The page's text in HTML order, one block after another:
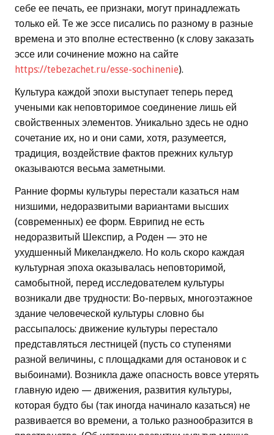
себе ее печать, ее признаки, могут принадлежать
только ей. Те же эссе писались по разному в разные
времена и это вполне естественно (к слову заказать
эссе или сочинение можно на сайте
https://tebezachet.ru/esse-sochinenie).
Культура каждой эпохи выступает теперь перед
учеными как неповторимое соединение лишь ей
свойственных элементов. Уникально здесь не одно
сочетание их, но и они сами, хотя, разумеется,
традиция, воздействие фактов прежних культур
оказываются весьма заметными.
Ранние формы культуры перестали казаться нам
низшими, недоразвитыми вариантами высших
(современных) ее форм. Еврипид не есть
недоразвитый Шекспир, а Роден — это не
ухудшенный Микеланджело. Но коль скоро каждая
культурная эпоха оказывалась неповторимой,
самобытной, перед исследователем культуры
возникали две трудности: Во-первых, многоэтажное
здание человеческой культуры словно бы
рассыпалось: движение культуры перестало
представляться лестницей (пусть со ступенями
разной величины, с площадками для остановок и с
выбоинами). Возникла даже опасность вовсе утерять
главную идею — движения, развития культуры,
которая будто бы (так иногда начинало казаться) не
развивается во времени, а только разнообразится в